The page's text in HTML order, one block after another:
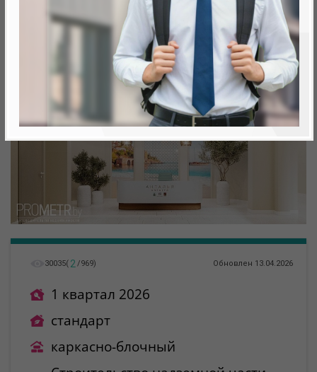
Минск, Октябрьский, ул. Жореса Алферова
метро «Ковальская Слобода», 566 м
30035( 2 /969) Обновлен 13.04.2026
1 квартал 2026
стандарт
каркасно-блочный